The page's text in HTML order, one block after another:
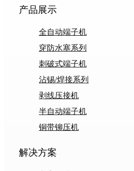
产品展示
全自动端子机
穿防水塞系列
刺破式端子机
沾锡/焊接系列
剥线压接机
半自动端子机
铜带铆压机
解决方案